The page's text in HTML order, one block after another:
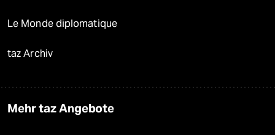
Le Monde diplomatique
taz Archiv
Mehr taz Angebote